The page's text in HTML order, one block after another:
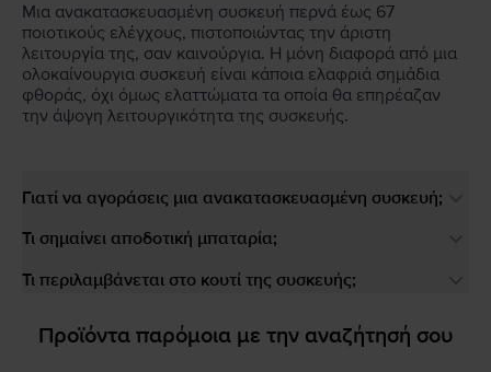
Μια ανακατασκευασμένη συσκευή περνά έως 67
ποιοτικούς ελέγχους, πιστοποιώντας την άριστη
λειτουργία της, σαν καινούργια. Η μόνη διαφορά από μια
ολοκαίνουργια συσκευή είναι κάποια ελαφριά σημάδια
φθοράς, όχι όμως ελαττώματα τα οποία θα επηρέαζαν
την άψογη λειτουργικότητα της συσκευής.
Γιατί να αγοράσεις μια ανακατασκευασμένη συσκευή;
Τι σημαίνει αποδοτική μπαταρία;
Τι περιλαμβάνεται στο κουτί της συσκευής;
Προϊόντα παρόμοια με την αναζήτησή σου